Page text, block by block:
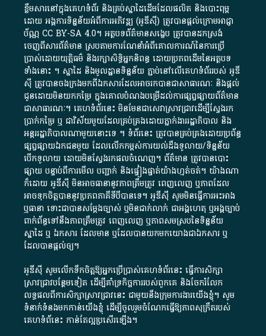
ខ្លឹមសារ​នៅ​ក្នុង​គេហទំព័រ និង​គ្រប់​ស្នា​ដៃ​ដើម​ដែល​ផលិត​ និង​បោះពុម្ព​
ដោយ​ អង្គការ​ទិន្នន័យ​អំពី​ការអភិវឌ្ឍ​​ (អូ​ឌី​ស៊ី)​ ត្រូវ​បាន​ផ្តល់​ក្រោម​អាជ្ញា
ប័ណ្ណ​CC BY-SA 4.0។​ អត្ថបទ​ព័ត៌មាន​សង្ខេប​ ត្រូវ​បាន​ដកស្រង់​
ចេញពី​សារព័ត៌មាន ស្របតាមការ​ណែនាំ​អំពី​គោលការណ៍​នៃ​ការ​ប្រើ
ប្រាស់​ដោយ​យុត្តិធម៌​ និង​រក្សាសិទ្ធិអ្នកនិពន្ធ ដោយ​ប្រភពដើម​នៃ​​អត្ថបទ
ទាំង​នោះ​ ។​ ស្នាដៃ​ និង​មូលដ្ឋាន​ទិន្នន័យ ​ភ្ជាប់​នៅ​លើ​គេហទំព័រ​របស់​ អូ​ឌី​
ស៊ី​ ត្រូវ​បាន​ចងក្រង​មក​ពី​ឯកសារ​ដែល​អាច​រក​បានជា​សាធារណៈ​ និង​ផ្តល់​
ជូន​ដោយ​មិន​យក​កម្រៃ​ ក្នុង​គោលបំណង​បម្រើ​ដល់ការ​ផ្សព្វផ្សាយ​ព័ត៌មាន​
ជា​សាធារណៈ​។​ គេហទំព័រ​នេះ​ មិនមែន​ជា​សេវា​ស្រាវជ្រាវ​ដើម្បី​ស្វែងរក
ប្រាក់​កម្រៃ​ ឬ​ ជា​វិស័យ​មួយ​ដែល​គ្រប់គ្រង​ដោយ​ភ្នាក់ងារ​រដ្ឋាភិបាល​ និង ​
អន្តររដ្ឋាភិបាល​ណាមួយ​នោះ​ទេ ​។​ ទំព័រ​នេះ​ ត្រូវ​បាន​គ្រប់គ្រង​ដោយ​ប្រព័ន្ធ​
ផ្សព្វផ្សាយ​ឯកជន​មួយ​ ដែល​លើកកម្ពស់​ការ​យល់​ដឹង​ទូលាយ​/​ទិន្នន័យ​
បើក​ទូលាយ​ ដោយ​មិនស្វែង​រក​ផល​ចំណេញ​។​ ព័ត៌មាន​ ត្រូវ​បាន​បោះ
ផ្សាយ​ បន្ទាប់​ពី​ការ​មើល​ បញ្ជាក់​ និង​ផ្ទៀងផ្ទាត់​យ៉ាង​ហ្មត់ចត់​។​ យ៉ាងណា​
ក៏​ដោយ​ អូ​ឌី​ស៊ី​ មិន​អាច​ធានា​នូវ​ភាព​ត្រឹមត្រូវ​ ពេញលេញ​ ឬ​ភាព​ដែល​
អាច​ទុកចិត្ត​បាននូវ​ប្រភព​ភាគី​ទី​បី​បាន​ទេ​។​ អូ​ឌី​ស៊ី​ សូម​មិន​ធ្វើការ​អះអាង​
ឬ​ធានា​ ទោះជា​បាន​សម្តែង​ច្បាស់​ ឬ​មិន​ជាក់លាក់​ ជា​អង្គហេតុ​ ឬ​អង្គច្បាប់​
ពាក់ព័ន្ធ​ទៅ​នឹង​ភាព​ត្រឹមត្រូវ​ ពេញលេញ​ ឬ​ភាព​សម​ស្រប​នៃ​ទិន្នន័យ​
ស្នាដៃ​ ឬ​ ឯកសារ​ ដែល​មាន​ ឬ​ដែល​បាន​យក​មក​យោង​ជា​ឯកសារ​ ឬ​
ដែល​បាន​ផ្តល់​ឲ្យ​។
អូឌីស៊ី សូមលើកទឹកចិត្តឱ្យអ្នកប្រើប្រាស់គេហទំព័រនេះ ធ្វើការសិក្សា
ស្រាវជ្រាវបន្ថែមទៀត ដើម្បីគាំទ្រកិច្ចការ​របស់ពួកគេ និងចែករំលែក
លទ្ធផលពីការសិក្សាស្រាវជ្រាវនេះ ជាមួយនឹងក្រុមការងារយើងខ្ញុំ។ សូម
ទំនាក់ទំនងមកកាន់យើងខ្ញុំ ដើម្បីចូលរួមចំណែកធ្វើឱ្យភាពសុក្រឹតរបស់
គេហទំព័នេះ កាន់តែល្អប្រសើរឡើង។